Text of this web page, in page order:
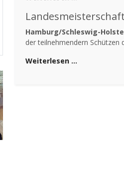
Hamburg/Schleswig-
der teilnehmendern Schützen
Weiterlesen …